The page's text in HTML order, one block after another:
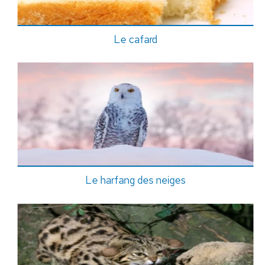
Le cafard
Le harfang des neiges